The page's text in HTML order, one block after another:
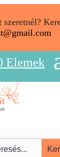
szeretnél?
Elemek